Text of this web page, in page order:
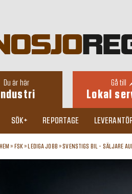
Du är här
Industri
Gå till
Lokal
SÖK+ REPORTAGE
HEM » FSK» LEDIGA JOBB »SVENSTIGS BIL - SÄLJARE